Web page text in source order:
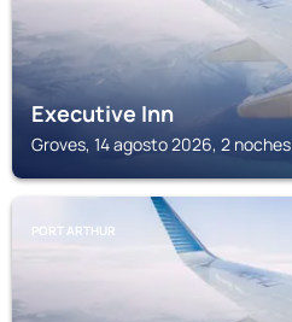
Executive Inn
Groves, 14 agosto 2026, 2 noches
PORT ARTHUR